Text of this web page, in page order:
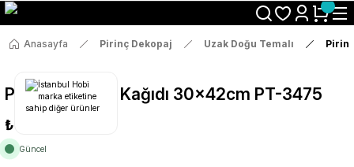
Size Özel "HG10" Koduyla Sepette Hemen %10 İndirimi Kaçırma
Anasayfa Pirinç Dekopaj Uzak Doğu Temalı
Pirinç Dekopaj Kağıdı 30x42cm PT-3475
₺36
Güncel